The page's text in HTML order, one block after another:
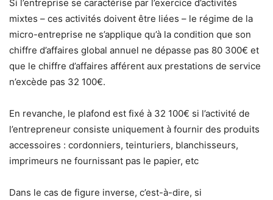
Si l’entreprise se caractérise par l’exercice d’activités
mixtes – ces activités doivent être liées – le régime de la
micro-entreprise ne s’applique qu’à la condition que son
chiffre d’affaires global annuel ne dépasse pas 80 300€ et
que le chiffre d’affaires afférent aux prestations de service
n’excède pas 32 100€.
En revanche, le plafond est fixé à 32 100€ si l’activité de
l’entrepreneur consiste uniquement à fournir des produits
accessoires : cordonniers, teinturiers, blanchisseurs,
imprimeurs ne fournissant pas le papier, etc
Dans le cas de figure inverse, c’est-à-dire, si